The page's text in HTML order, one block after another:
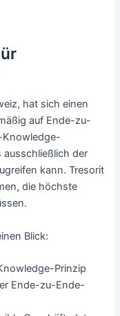
hat sich einen
auf Ende-zu-
Knowledge-
ausschließlich der
kann. Tresorit
die höchste
Blick:
Prinzip
Ende-zu-Ende-